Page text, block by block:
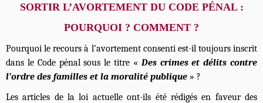
SORTIR L’AVORTEMENT DU CODE PÉNAL :
POURQUOI ? COMMENT ?
Pourquoi le recours à l’avortement consenti est-il toujours inscrit
dans le Code pénal sous le titre « Des crimes et délits contre
l’ordre des familles et la moralité publique » ?
Les articles de la loi actuelle ont-ils été rédigés en faveur des